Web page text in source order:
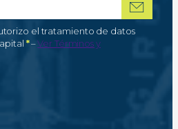
de datos personales
el tratamiento de datos
*–Campo obligatorio
Ver Términos y